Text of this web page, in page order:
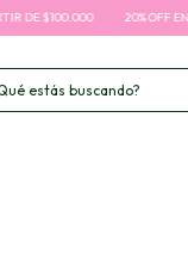
DE $100.000 20% OFF EN